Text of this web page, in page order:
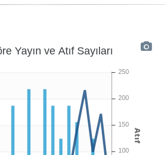
Yayın ve Atıf Sayıları
250
200
150
100
Atıf